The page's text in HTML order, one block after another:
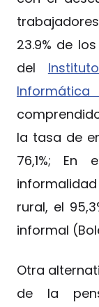
23.9% de
del
la tasa de
76,1%;
rural, el
informal
Otra
de la